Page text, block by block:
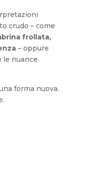
crudo – come
frollata,
– oppure
le nuance
forma nuova.